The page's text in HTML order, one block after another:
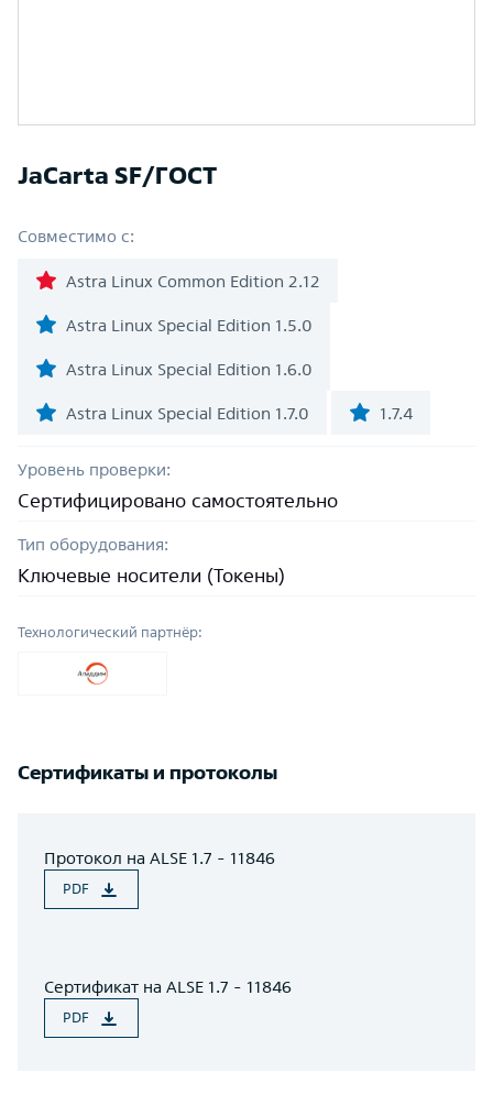
JaCarta SF/ГОСТ
Совместимо с:
Astra Linux Common Edition 2.12
Astra Linux Special Edition 1.5.0
Astra Linux Special Edition 1.6.0
Astra Linux Special Edition 1.7.0 1.7.4
Уровень проверки:
Сертифицировано самостоятельно
Тип оборудования:
Ключевые носители (Токены)
Технологический партнёр:
Сертификаты и протоколы
Протокол на ALSE 1.7 - 11846
PDF
Сертификат на ALSE 1.7 - 11846
PDF